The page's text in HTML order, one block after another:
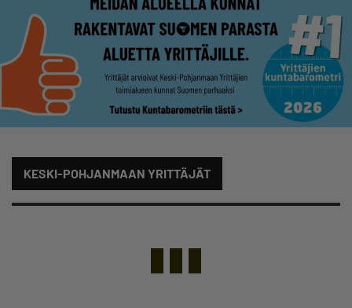
KESKI-POHJANMAAN YRITTÄJÄT
Suodata hakutuloksia: näytä kaikki sisältö